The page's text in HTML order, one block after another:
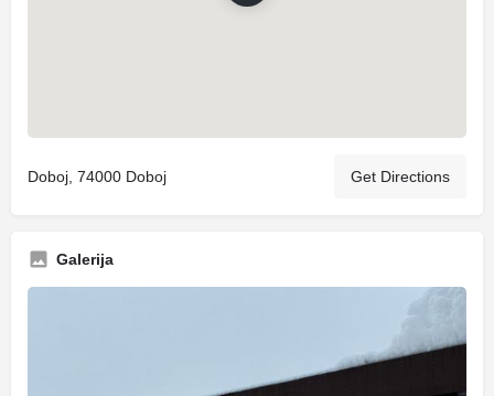
Doboj, 74000 Doboj Get Directions
Galerija